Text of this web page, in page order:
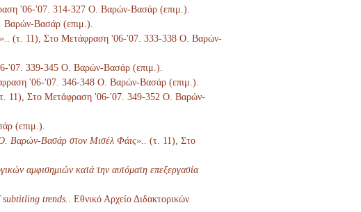
'06-'07. 314-327 Ο. Βαρών-Βασάρ (επιμ.).
Βασάρ (επιμ.).
. (τ. 11), Στο Μετάφραση '06-'07. 333-338 Ο. Βαρών-
'07. 339-345 Ο. Βαρών-Βασάρ (επιμ.).
'06-'07. 346-348 Ο. Βαρών-Βασάρ (επιμ.).
11), Στο Μετάφραση '06-'07. 349-352 Ο. Βαρών-
(επιμ.).
Ο. Βαρών-Βασάρ στον Μισέλ Φάις».
. (τ. 11), Στο
αμφισημιών κατά την αυτόματη επεξεργασία
trends.
. Εθνικό Αρχείο Διδακτορικών